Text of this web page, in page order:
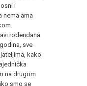
i
nema ama
rođendana
sve
kako
na drugom
smo se